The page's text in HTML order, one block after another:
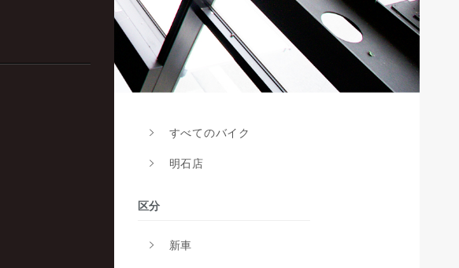
すべてのバイク
明石店
区分
新車